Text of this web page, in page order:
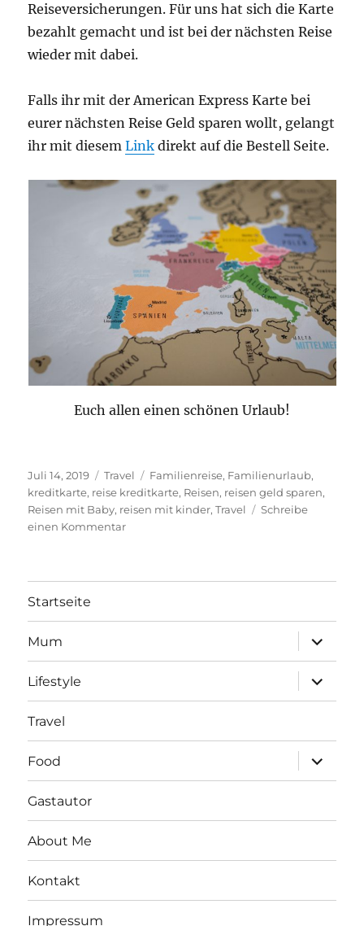
Reiseversicherungen. Für uns hat sich die Karte
bezahlt gemacht und ist bei der nächsten Reise
wieder mit dabei.
Falls ihr mit der American Express Karte bei
eurer nächsten Reise Geld sparen wollt, gelangt
ihr mit diesemLink direkt auf die Bestell Seite.
Euch allen einen schönen Urlaub!
Veröffentlicht
am
Juli 14, 2019 Kategorien
Travel Schlagwörter
Familienreise, Familienurlaub,
kreditkarte, reise kreditkarte, Reisen, reisen geld sparen,
Reisen mit Baby, reisen mit kinder,Travel
Schreibe
einen Kommentarzu
sparen
Startseite
Mum
öffnen
Lifestyle
öffnen
Travel
Food
öffnen
Gastautor
About Me
Kontakt
Impressum